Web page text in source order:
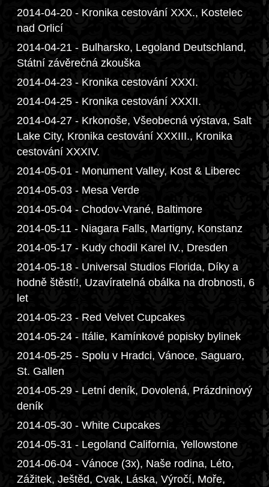
2014-04-20 - Kronika cestování XXX., Kostelec
nad Orlicí
2014-04-21 - Bulharsko, Legoland Deutschland,
Státní závěrečná zkouška
2014-04-23 - Kronika cestování XXXI.
2014-04-25 - Kronika cestování XXXII.
2014-04-27 - Krkonoše, Všeobecná výstava, Salt
Lake City, Kronika cestování XXXIII., Kronika
cestování XXXIV.
2014-05-01 - Monument Valley, Kost & Liberec
2014-05-03 - Mesa Verde
2014-05-04 - Chodov-Vrané, Baltimore
2014-05-11 - Niagara Falls, Martigny, Konstanz
2014-05-17 - Kudy chodil Karel IV., Dresden
2014-05-18 - Universal Studios Florida, Díky a
hodně štěstí!, Uzavíratelná obálka na drobnosti, 6
let
2014-05-23 - Red Velvet Cupcakes
2014-05-24 - Itálie, Kamínkové popisky bylinek
2014-05-25 - Spolu v Hradci, Vánoce, Saguaro,
St. Gallen
2014-05-29 - Letní deník, Dovolená, Prázdninový
deník
2014-05-30 - White Cupcakes
2014-05-31 - Legoland California, Yellowstone
2014-06-04 - Vánoce (3x), Naše rodina, Léto,
Zážitek, Ještěd, Cvak, Láska, Výročí, Moře,